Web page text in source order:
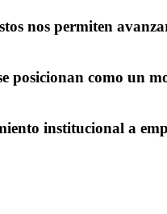
nos permiten
posicionan como un
institucional a